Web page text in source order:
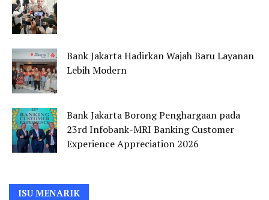
Bank Jakarta Hadirkan Wajah Baru Layanan
Lebih Modern
Bank Jakarta Borong Penghargaan pada
23rd Infobank-MRI Banking Customer
Experience Appreciation 2026
ISU MENARIK